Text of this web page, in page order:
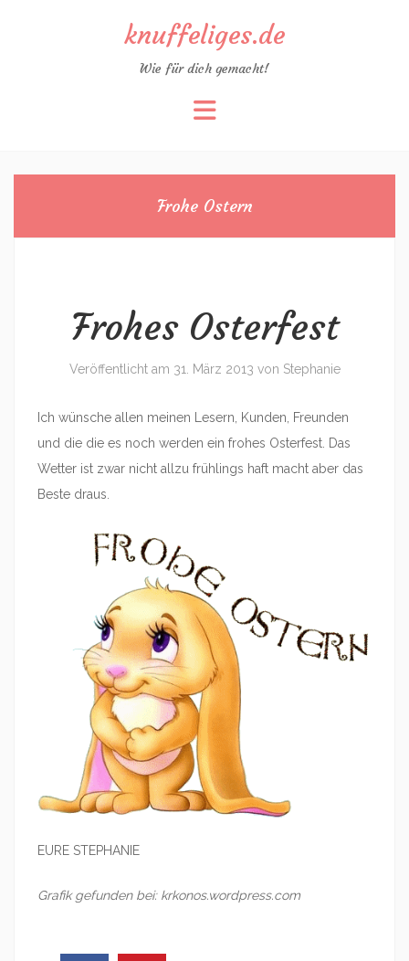
knuffeliges.de
Wie für dich gemacht!
Frohe Ostern
Frohes Osterfest
Veröffentlicht am 31. März 2013 von Stephanie
Ich wünsche allen meinen Lesern, Kunden, Freunden
und die die es noch werden ein frohes Osterfest. Das
Wetter ist zwar nicht allzu frühlings haft macht aber das
Beste draus.
EURE STEPHANIE
Grafik gefunden bei: krkonos.wordpress.com